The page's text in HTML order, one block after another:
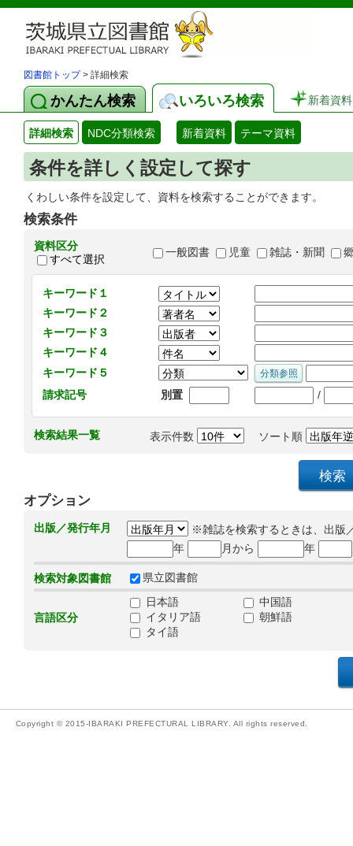
図書館トップ> 詳細検索
かんたん検索 いろいろ検索 新着資料
詳細検索 NDC分類検索 新着資料 テーマ資料
条件を詳しく設定して探す
くわしい条件を設定して、資料を検索することができます。
検索条件
資料区分
すべて選択
一般図書 児童 雑誌・新聞
キーワード１
キーワード２
キーワード３
キーワード４
キーワード５
請求記号
別置 /
検索結果一覧 表示件数 ソート順
オプション
出版／発行年月
※雑誌を検索するときは、出版
年
月から 年
検索対象図書館 県立図書館
言語区分
日本語
中国語
イタリア語
朝鮮語
タイ語
Copyright © 2015-IBARAKI PREFECTURAL LIBRARY. All rights reserved.